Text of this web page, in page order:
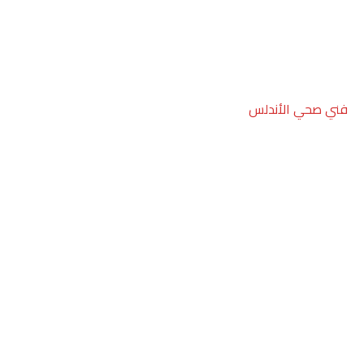
فني صحي الأندلس